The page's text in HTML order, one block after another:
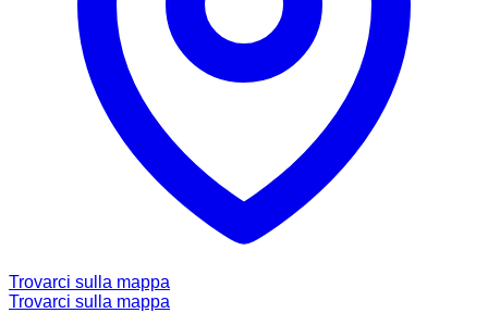
Trovarci sulla mappa
Trovarci sulla mappa